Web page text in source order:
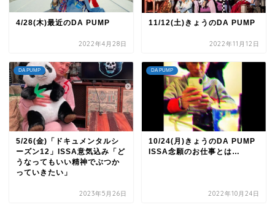
4/28(木)最近のDA PUMP
2022年4月28日
11/12(土)きょうのDA PUMP
2022年11月12日
DA PUMP
5/26(金)「ドキュメンタルシ
ーズン12」ISSA意気込み「ど
うなってもいい精神でぶつか
っていきたい」
2023年5月26日
DA PUMP
10/24(月)きょうのDA PUMP
ISSA念願のお仕事とは…
2022年10月24日